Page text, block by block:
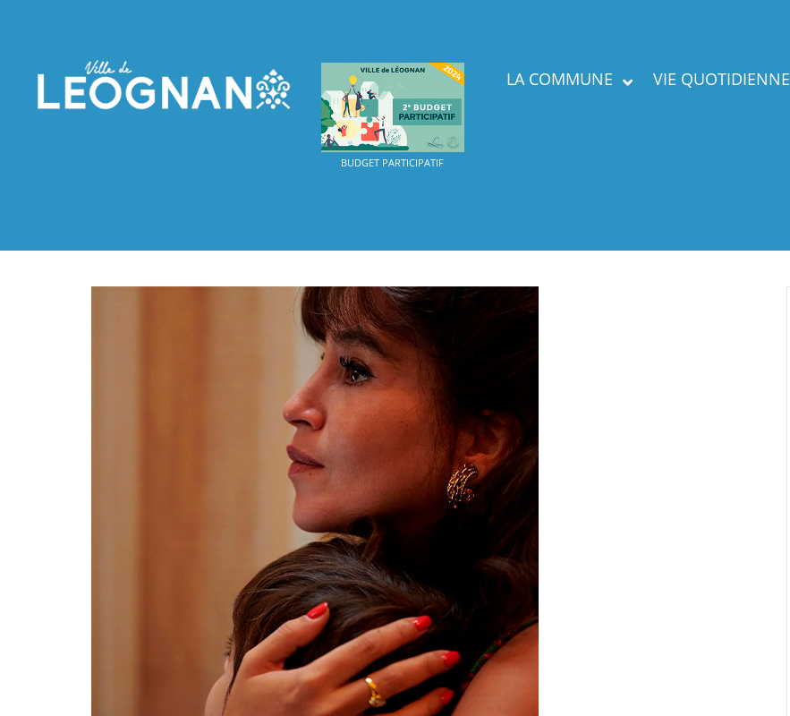
BUDGET PARTICIPATIF
LA COMMUNE VIE QUOTIDIENNE